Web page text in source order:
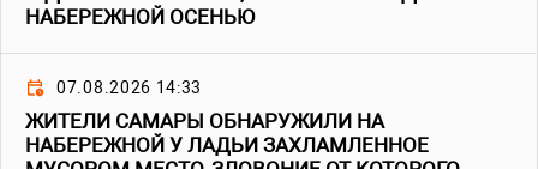
НАБЕРЕЖНОЙ ОСЕНЬЮ
07.08.2026 14:33
ЖИТЕЛИ САМАРЫ ОБНАРУЖИЛИ НА
НАБЕРЕЖНОЙ У ЛАДЬИ ЗАХЛАМЛЕННОЕ